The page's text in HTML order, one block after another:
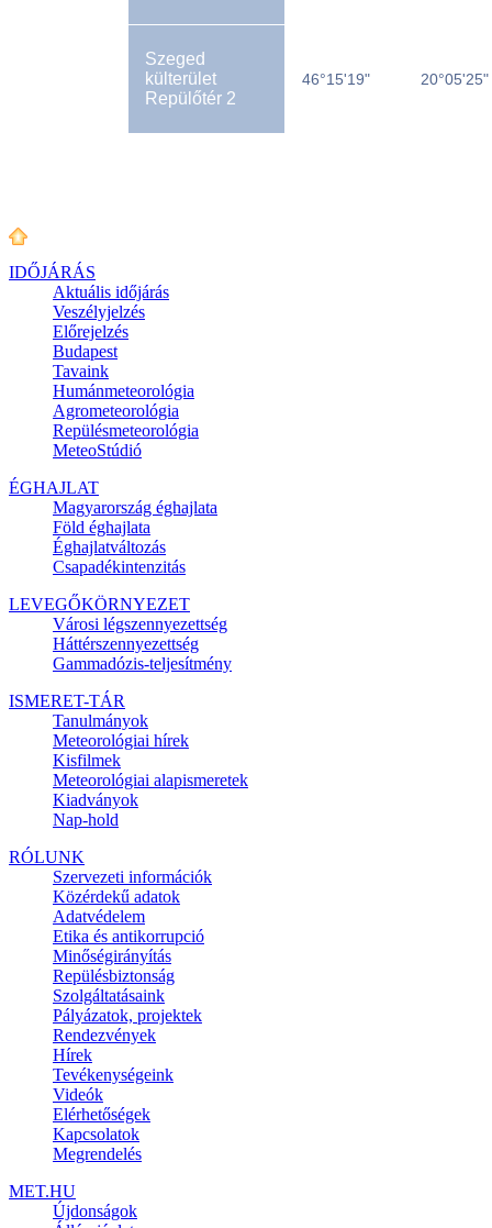
Szeged
külterület
Repülőtér 2
46°15'19" 20°05'25"
IDŐJÁRÁS
Aktuális időjárás
Veszélyjelzés
Előrejelzés
Budapest
Tavaink
Humánmeteorológia
Agrometeorológia
Repülésmeteorológia
MeteoStúdió
ÉGHAJLAT
Magyarország éghajlata
Föld éghajlata
Éghajlatváltozás
Csapadékintenzitás
LEVEGŐKÖRNYEZET
Városi légszennyezettség
Háttérszennyezettség
Gammadózis-teljesítmény
ISMERET-TÁR
Tanulmányok
Meteorológiai hírek
Kisfilmek
Meteorológiai alapismeretek
Kiadványok
Nap-hold
RÓLUNK
Szervezeti információk
Közérdekű adatok
Adatvédelem
Etika és antikorrupció
Minőségirányítás
Repülésbiztonság
Szolgáltatásaink
Pályázatok, projektek
Rendezvények
Hírek
Tevékenységeink
Videók
Elérhetőségek
Kapcsolatok
Megrendelés
MET.HU
Újdonságok